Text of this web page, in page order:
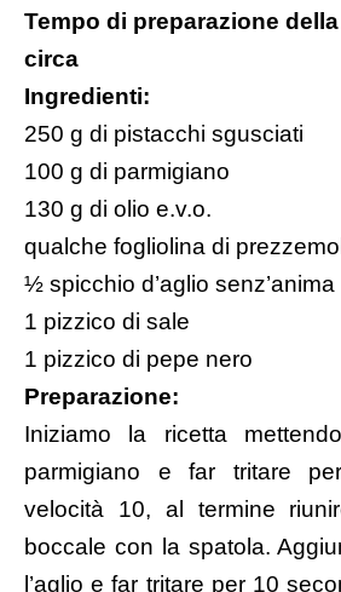
Tempo di preparazione
circa
Ingredienti:
250 g di pistacchi sgusciati
100 g di parmigiano
130 g di olio e.v.o.
qualche fogliolina di
½ spicchio d’aglio senz’anima
1 pizzico di sale
1 pizzico di pepe nero
Preparazione:
Iniziamo la ricetta
parmigiano e far tritare
velocità 10, al termine
boccale con la spatola.
l’aglio e far tritare per 10